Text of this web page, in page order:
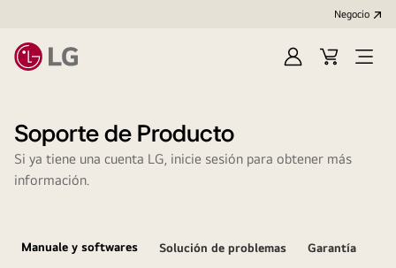
Negocio
RegístrateCarritoOpen
Soporte de Producto
Si ya tiene una cuenta LG, inicie sesión para obtener más
información.
Manuale y softwares Solución de problemas Garantía